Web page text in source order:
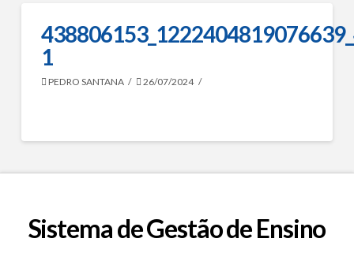
1
PEDRO SANTANA 26/07/2024
Sistema de Gestão de Ensino